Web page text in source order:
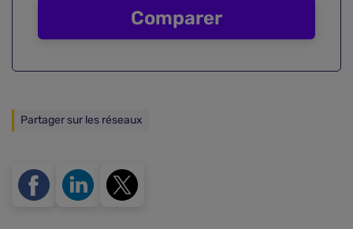
Comparer
Partager sur les réseaux